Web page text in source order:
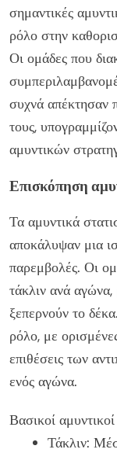
σημαντικές
ρόλο στην
Οι ομάδες που
συχνά απέκτησαν
τους,
αμυντικών
Επισκόπηση
Τα αμυντικά
αποκάλυψαν μια
παρεμβολές. Οι
τάκλιν ανά
ξεπερνούν το
ρόλο, με
επιθέσεις των
ενός αγώνα.
Βασικοί
Τάκλιν: